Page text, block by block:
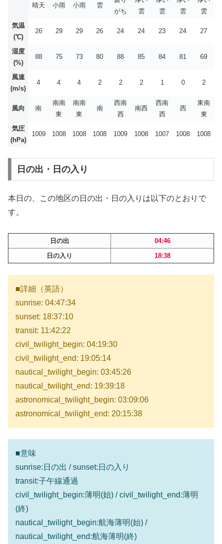
晴天
小雨 小雨 雲
がち
雲
雲
雲
雲
気温
(℃)
26 29 29 26 24 24 23 24 27
湿度
(%)
88 75 73 80 88 85 84 81 69
風速
(m/s)
4 4 4 2 2 2 1 0 2
風向 南
南南
東
南南
東
南
西南
西
南西
西南
西
西
東南
東
気圧
(hPa)
1009 1008 1008 1008 1009 1008 1007 1008 1008
日の出・日の入り
本日の、この地区の日の出・日の入りは以下のとおりで
す。
日の出
04:46
日の入り
18:38
■詳細（英語）
sunrise: 04:47:34
sunset: 18:37:10
transit: 11:42:22
civil_twilight_begin: 04:19:30
civil_twilight_end: 19:05:14
nautical_twilight_begin: 03:45:26
nautical_twilight_end: 19:39:18
astronomical_twilight_begin: 03:09:06
astronomical_twilight_end: 20:15:38
■意味
sunrise:日の出 / sunset:日の入り
transit:子午線通過
civil_twilight_begin:薄明(始) / civil_twilight_end:薄明
(終)
nautical_twilight_begin:航海薄明(始) /
nautical_twilight_end:航海薄明(終)